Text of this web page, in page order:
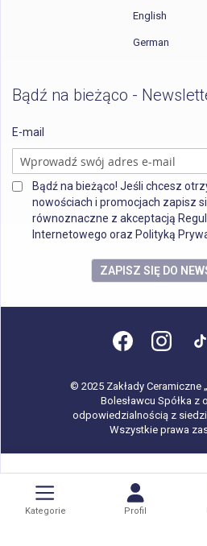
English
German
Bądź na bieżąco -
E-mail
Bądź na bieżąco! Jeśli chcesz
nowościach i promocjach zapisz
równoznaczne z akceptacją
Internetowego oraz Polityką
ZAPISZ SIĘ DO
Kategorie Profil
© 2025 Zakłady Ceramiczne
Bolesławcu Spółka z
odpowiedzialnością z
Wszystkie prawa